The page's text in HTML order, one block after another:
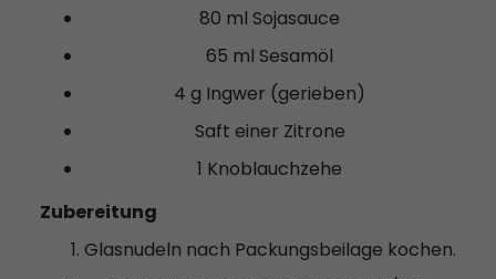
80 ml Sojasauce
65 ml Sesamöl
4 g Ingwer (gerieben)
Saft einer Zitrone
1 Knoblauchzehe
Zubereitung
Glasnudeln nach Packungsbeilage kochen.